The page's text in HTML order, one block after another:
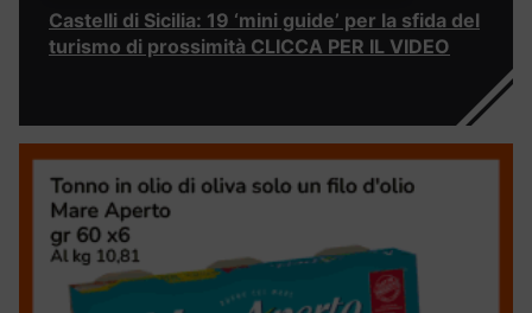
Castelli di Sicilia: 19 ‘mini guide’ per la sfida del
turismo di prossimità CLICCA PER IL VIDEO